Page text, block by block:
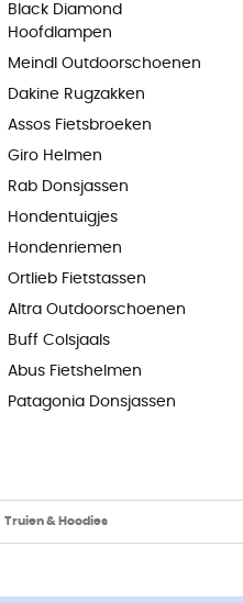
Black Diamond
Hoofdlampen
Meindl Outdoorschoenen
Dakine Rugzakken
Assos Fietsbroeken
Giro Helmen
Rab Donsjassen
Hondentuigjes
Hondenriemen
Ortlieb Fietstassen
Altra Outdoorschoenen
Buff Colsjaals
Abus Fietshelmen
Patagonia Donsjassen
Truien & Hoodies